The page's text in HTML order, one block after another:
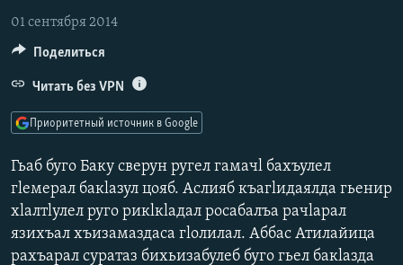
основному
содержанию
Вернутся
главной
Вернутся
поиску
АВТОРСКИЕ ПРОЕКТЫ
ЦИТАТЫ СВОБОДЫ
МНЕНИЯ
КУЛЬТУРА
КАВКАЗ.РЕАЛИИ
СЕВЕР.РЕАЛИИ
СИБИРЬ.РЕАЛИИ
01 сентября 2014
Гьаб буго Баку сверун ругел гамачl бахъулел
гlемерал бакlазул цояб. Аслияб къагlидаялда гьенир
хlалтlулел руго рикlкlадал росабалъа рачlарал
язихъал хъизамаздаса гlолилал. Аббас Атилайица
рахъарал суратаз бихьизабулеб буго гьел бакlазда
Поделиться
Читать без VPN
Приоритетный источник в Google